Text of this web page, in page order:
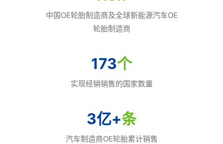
中国OE轮胎制造商及全球新能源汽车OE
轮胎制造商
173个
实现经销销售的国家数量
3亿+条
汽车制造商OE轮胎累计销售